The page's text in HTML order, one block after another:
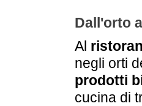
Dall'orto
Al
negli orti
prodotti
cucina di